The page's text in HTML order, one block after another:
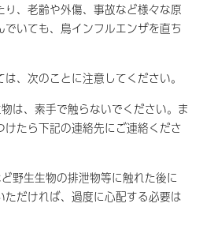
、老齢や外傷、事故など様々な原
いても、鳥インフルエンザを直ち
、次のことに注意してください。
は、素手で触らないでください。ま
たら下記の連絡先にご連絡くださ
野生生物の排泄物等に触れた後に
だければ、過度に心配する必要は